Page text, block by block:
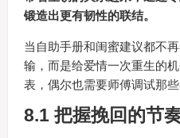
锻造出更有韧性的联结。
当自助手册和闺蜜建议都不
输，而是给爱情一次重生的
表，偶尔也需要师傅调试那些
8.1 把握挽回的节